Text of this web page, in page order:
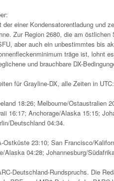
einer Kondensatorentladung und
Zur Region 2680, die am
aber auch ein unbestimmtes bis
träge ist, lohnt
und brauchbare DX-
für Grayline-DX, alle Zeiten in UTC:
18:26; Melbourne/Ostaustralien
16:17; Anchorage/Alaska 15:15;
Deutschland 04:34.
Ostküste 23:10; San Francisco/
Alaska 04:28; Johannesburg/
Deutschland-Rundspruchs. Die